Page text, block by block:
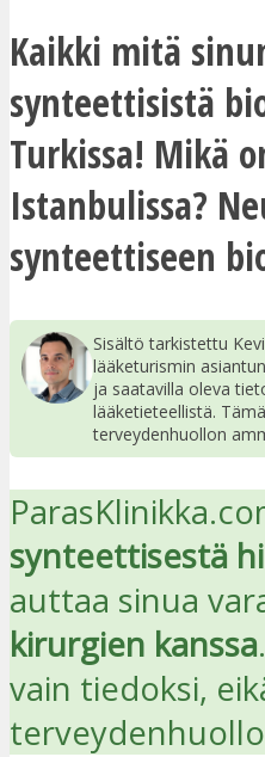
Kaikki mitä
synteettisistä
Turkissa! Mikä
Istanbulissa?
synteettiseen
Sisältö tarkistettu
lääketurismin
ja saatavilla oleva
lääketieteellistä.
terveydenhuollon
synteettisestä
auttaa sinua
kirurgien kanssa
vain tiedoksi,